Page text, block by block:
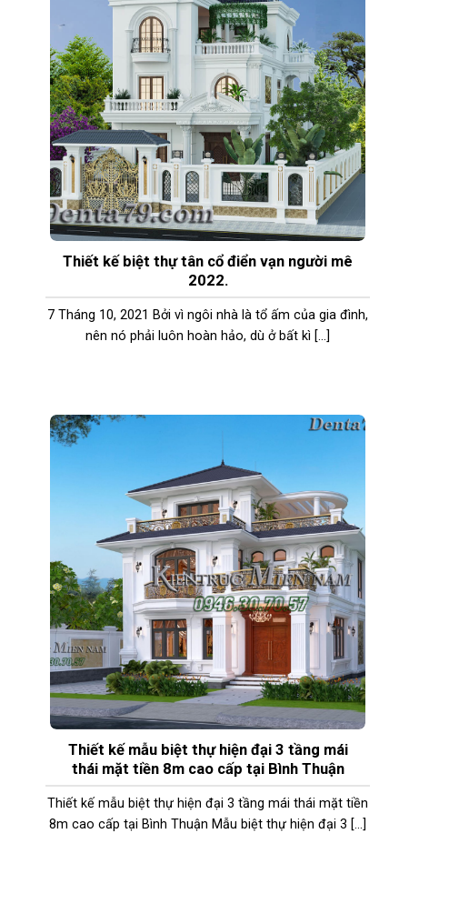
Thiết kế biệt thự tân cổ điển vạn người mê
2022.
7 Tháng 10, 2021 Bởi vì ngôi nhà là tổ ấm của gia đình,
nên nó phải luôn hoàn hảo, dù ở bất kì [...]
Thiết kế mẫu biệt thự hiện đại 3 tầng mái
thái mặt tiền 8m cao cấp tại Bình Thuận
Thiết kế mẫu biệt thự hiện đại 3 tầng mái thái mặt tiền
8m cao cấp tại Bình Thuận Mẫu biệt thự hiện đại 3 [...]